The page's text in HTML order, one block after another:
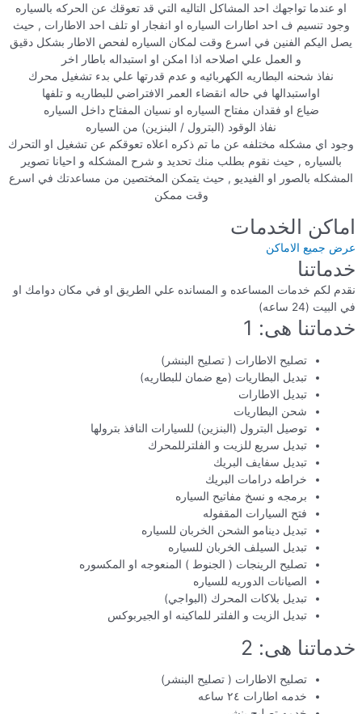
او عندما تواجهك احد المشاكل التاليه التي قد تعوقك عن الحركه بالسياره
وجود تنسيم ف احد اطارات السياره او انفجار او تلف احد الاطارات , حيث
يصل اليكم الفنين في اسرع وقت لمكان السياره لفحص الاطار بشكل دقيق
و العمل علي اصلاحه اذا امكن او استبداله باطار اخر
نفاذ شحنه البطاريه الكهربائيه و عدم قدرتها علي بدء تشغيل محرك
اواستبدالها في حاله انقضاء العمر الافتراضي للبطاريه و تلفها
ضياع او فقدان مفتاح السياره او نسيان المفتاح داخل السياره
نفاذ الوقود (البترول / البنزين) من السياره
وجود اي مشكله مختلفه عن ما تم ذكره اعلاه تعوقكم عن تشغيل او التحرك
بالسياره , حيث نقوم بطلب منك تحديد و شرح المشكله و احيانا تصوير
المشكله بالصور او الفيديو , حيث يتمكن المختصين من مساعدتك في اسرع
وقت ممكن
اماكن الخدمات
عرض جميع الاماكن
خدماتنا
نقدم لكم خدمات المساعده و المسانده علي الطريق او في مكان دوامك او
في البيت (24 ساعه)
خدماتنا هى: 1
تصليح الاطارات ( تصليح البنشر)
تبديل البطاريات (مع ضمان للبطاريه)
تبديل الاطارات
شحن البطاريات
توصيل البترول (البنزين) للسيارات النافذ بترولها
تبديل سريع للزيت و الفلترللمحرك
تبديل سفايف البريك
خراطه درامات البريك
برمجه و نسخ مفاتيح السياره
فتح السيارات المقفوله
تبديل دينامو الشحن الخربان للسياره
تبديل السيلف الخربان للسياره
تصليح الرينجات ( الجنوط ) المنعوجه او المكسوره
الصيانات الدوريه للسياره
تبديل بلاكات المحرك (البواجي)
تبديل الزيت و الفلتر للماكينه او الجيربوكس
خدماتنا هى: 2
تصليح الاطارات ( تصليح البنشر)
خدمه اطارات ٢٤ ساعه